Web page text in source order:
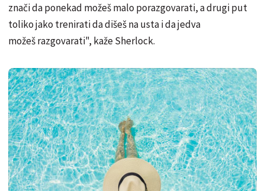
znači da ponekad možeš malo porazgovarati, a drugi put
toliko jako trenirati da dišeš na usta i da jedva
možeš razgovarati", kaže Sherlock.